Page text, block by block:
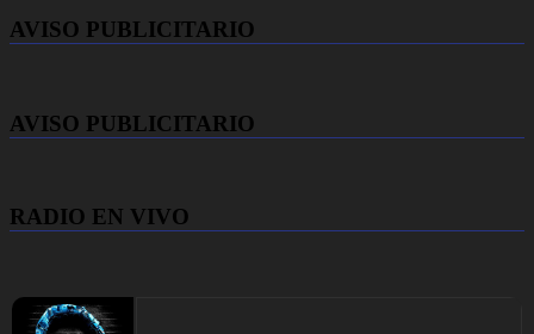
AVISO PUBLICITARIO
AVISO PUBLICITARIO
RADIO EN VIVO